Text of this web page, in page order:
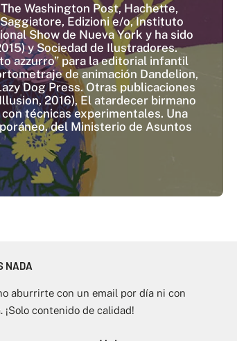
Washington Post, Hachette,
Edizioni e/o, Instituto
Show de Nueva York y ha sido
y Sociedad de Ilustradores.
azzurro” para la editorial infantil
de animación Dandelion,
Dog Press. Otras publicaciones
2016), El atardecer birmano
técnicas experimentales. Una
del Ministerio de Asuntos
NADA
aburrirte con un email por día ni con
¡Solo contenido de calidad!